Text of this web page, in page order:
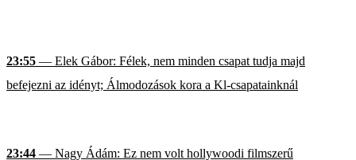
23:55 — Elek Gábor: Félek, nem minden csapat tudja majd
befejezni az idényt; Álmodozások kora a Kl-csapatainknál
23:44 — Nagy Ádám: Ez nem volt hollywoodi filmszerű